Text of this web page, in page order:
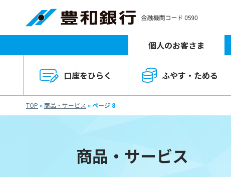
個人のお客さま
口座をひらく ふやす・ためる
TOP »商品・サービス »ページ 8
商品・サービス